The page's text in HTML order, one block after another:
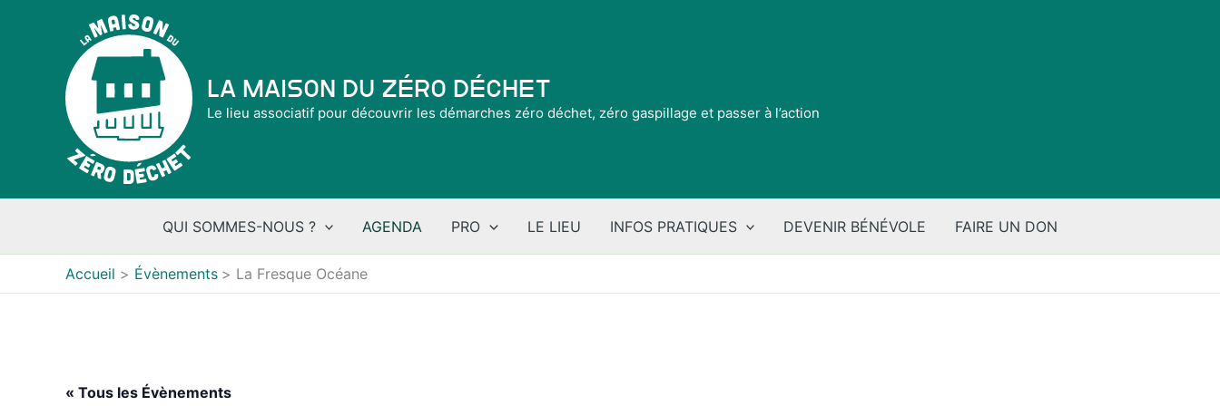
La Maison du Zéro Déchet
Le lieu associatif pour découvrir les démarches zéro déchet, zéro gaspillage et passer à l’action
QUI SOMMES-NOUS ? AGENDA PRO LE LIEU INFOS PRATIQUES DEVENIR BÉNÉVOLE FAIRE UN DON
Accueil Évènements La Fresque Océane
« Tous les Évènements